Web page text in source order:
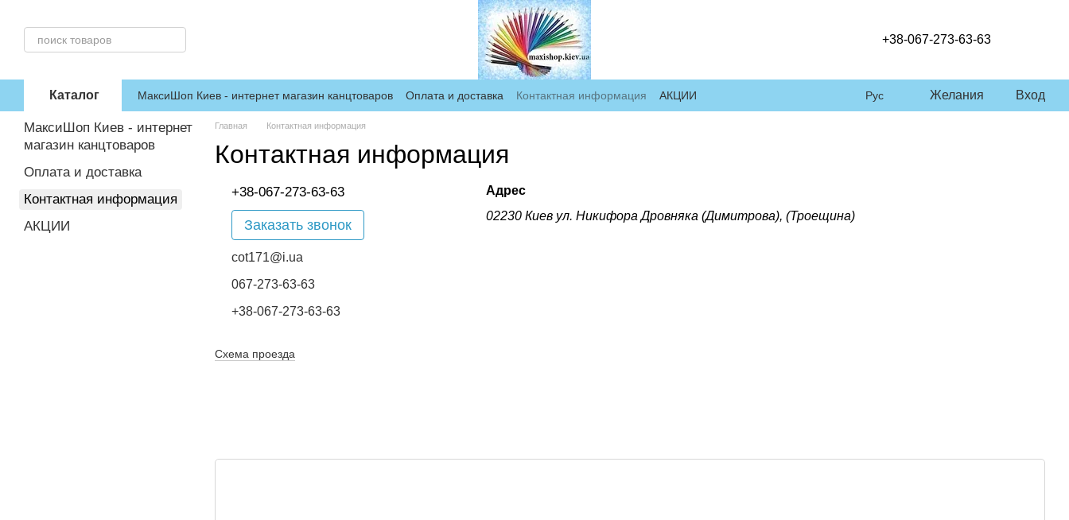
+38-067-273-63-63
Каталог МаксиШоп Киев - интернет магазин канцтоваров Оплата и доставка Контактная информация АКЦИИ Рус Желания Вход
Главная Контактная информация
Контактная информация
+38-067-273-63-63
Заказать звонок
cot171@i.ua
067-273-63-63
+38-067-273-63-63
Адрес
02230 Киев ул. Никифора Дровняка (Димитрова), (Троещина)
Схема проезда
МаксиШоп Киев - интернет
магазин канцтоваров
Оплата и доставка
Контактная информация
АКЦИИ